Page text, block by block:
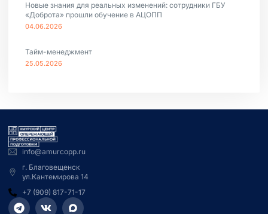
Новые знания для реальных изменений: сотрудники ГБУ
«Доброта» прошли обучение в АЦОПП
04.06.2026
Тайм-менеджмент
25.05.2026
info@amurcopp.ru
г. Благовещенск
ул.Кантемирова 14
+7 (909) 817-71-17